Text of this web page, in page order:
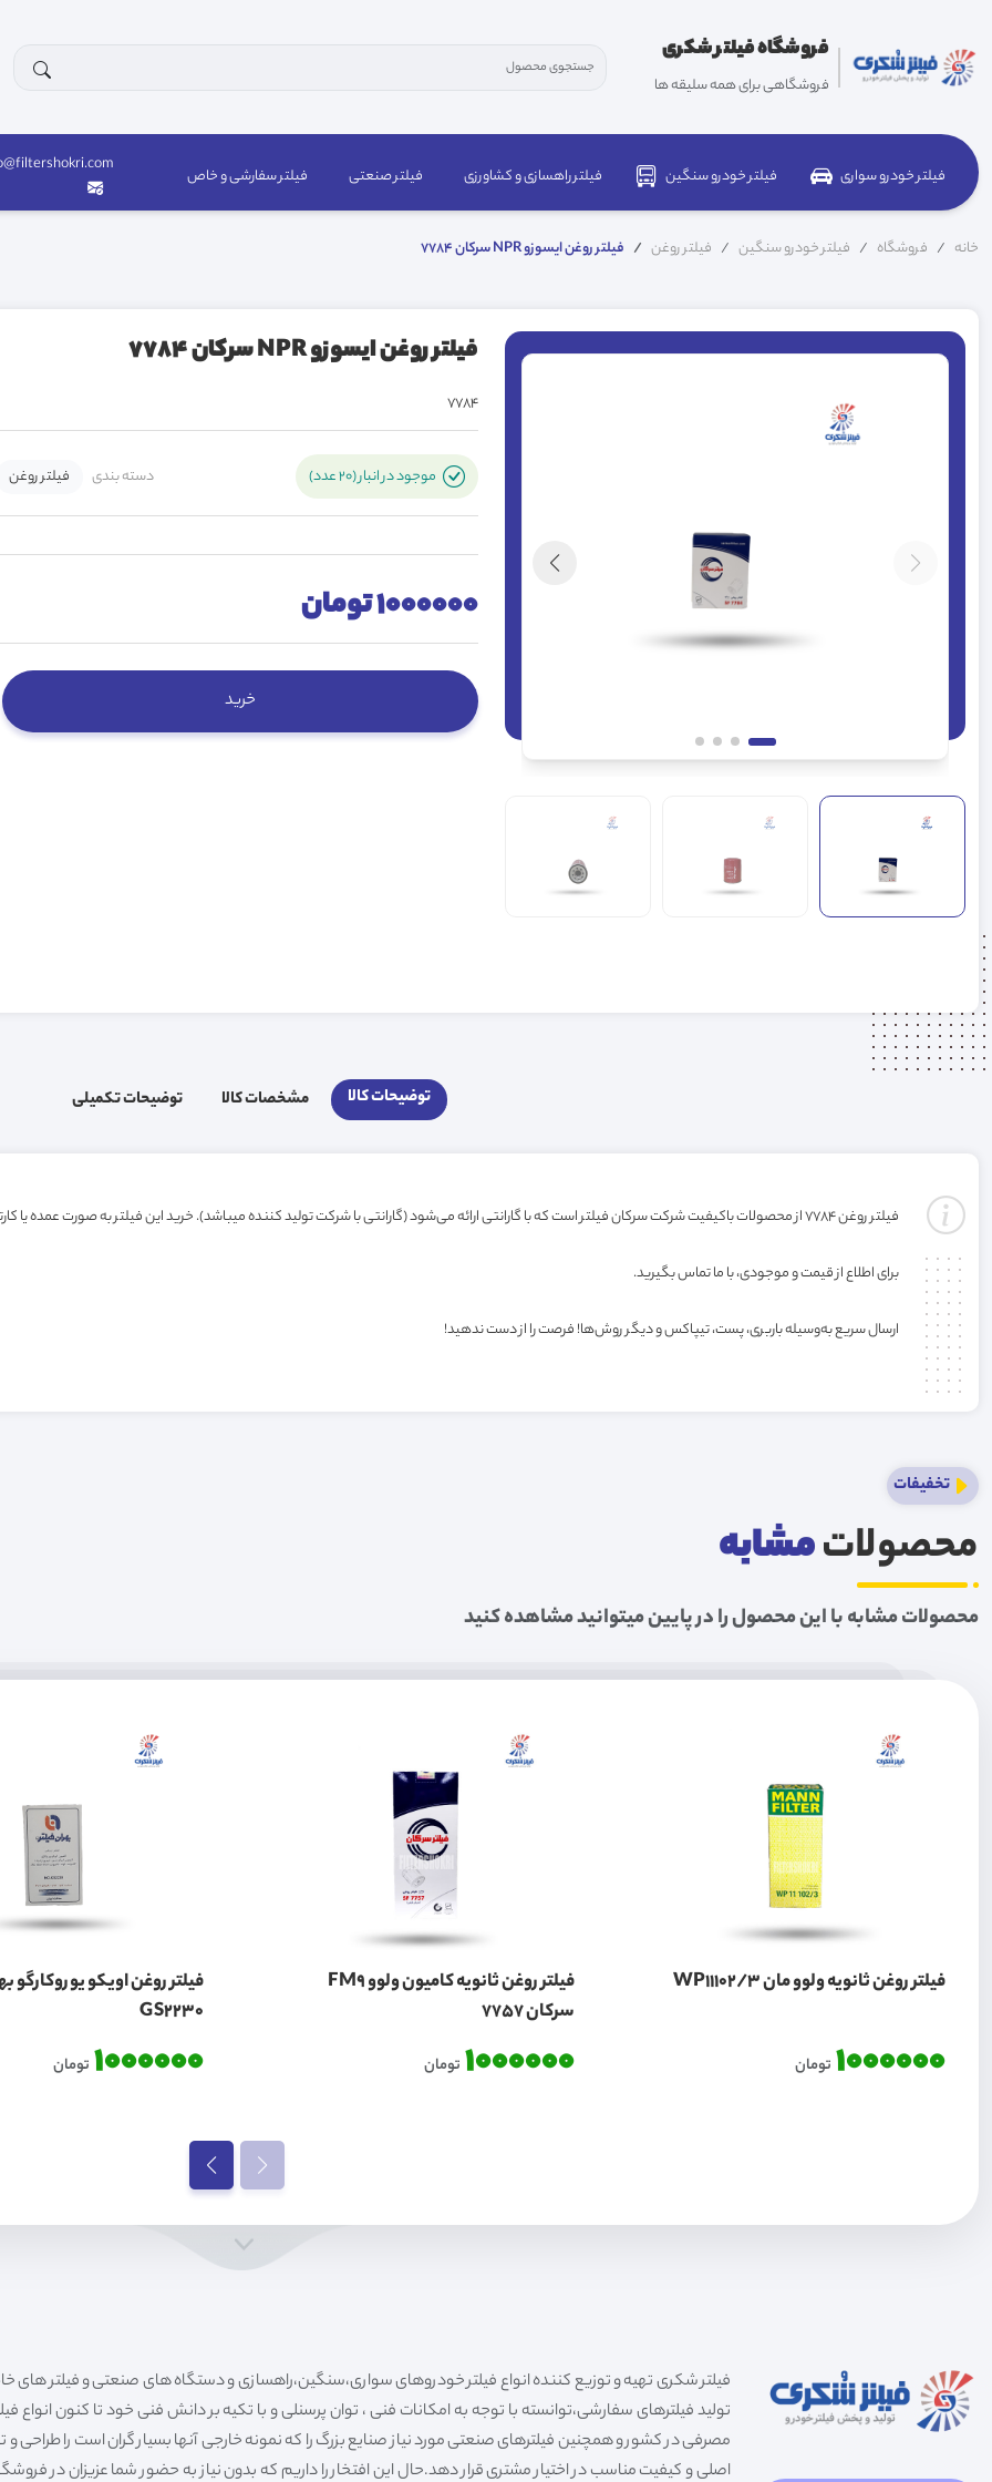
فروشگاه فیلتر شکری
فروشگاهی برای همه سلیقه ها
فیلتر خودرو سواری فیلتر خودرو سنگین فیلتر راهسازی و کشاورزی فیلتر صنعتی فیلتر سفارشی و خاص
خانه فروشگاه فیلتر خودرو سنگین فیلتر روغن فیلتر روغن ایسوزو NPR سرکان 7784
فیلتر روغن ایسوزو NPR سرکان 7784
7784
موجود در انبار (20 عدد) دسته بندی فیلتر روغن
1000000 تومان
توضیحات کالا مشخصات کالا توضیحات تکمیلی
فیلتر روغن 7784 از محصولات باکیفیت شرکت سرکان فیلتر است که با گارانتی ارائه می‌شود (گارانتی با شرکت تولید کننده میباشد). خرید این فیلتر به صورت عمده یا کارتنی شامل تخفیف ویژه فروشگاه می‌باشد.
برای اطلاع از قیمت و موجودی، با ما تماس بگیرید.
ارسال سریع به‌وسیله باربری، پست، تیپاکس و دیگر روش‌ها! فرصت را از دست ندهید!
تخفیفات
محصولاتمشابه
محصولات مشابه با این محصول را در پایین میتوانید مشاهده کنید
فیلتر روغن ثانویه ولوو مان WP11102/3
1000000 تومان
فیلتر روغن ثانویه کامیون ولوو FM9
سرکان 7757
1000000 تومان
فیلتر روغن اویکو یوروکارگو
GS2230
1000000 تومان
تولید فیلترهای سفارشی،توانسته با توجه به امکانات فنی ، توان پرسنلی و با تکیه بر دانش فنی خود تا کنون انواع
مصرفی در کشور و همچنین فیلترهای صنعتی مورد نیاز صنایع بزرگ را که نمونه خارجی آنها بسیار گران است را طراحی و
اصلی و کیفیت مناسب در اختیار مشتری قرار دهد.حال این افتخار را داریم که بدون نیاز به حضور شما عزیزان در